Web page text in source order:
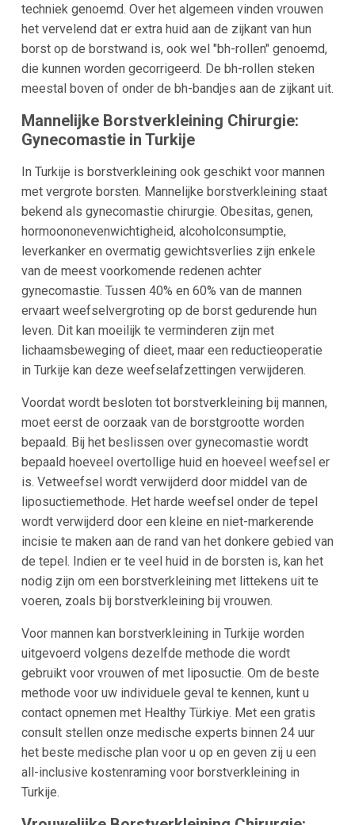
techniek genoemd. Over het algemeen vinden vrouwen
het vervelend dat er extra huid aan de zijkant van hun
borst op de borstwand is, ook wel "bh-rollen" genoemd,
die kunnen worden gecorrigeerd. De bh-rollen steken
meestal boven of onder de bh-bandjes aan de zijkant uit.
Mannelijke Borstverkleining Chirurgie:
Gynecomastie in Turkije
In Turkije is borstverkleining ook geschikt voor mannen
met vergrote borsten. Mannelijke borstverkleining staat
bekend als gynecomastie chirurgie. Obesitas, genen,
hormoononevenwichtigheid, alcoholconsumptie,
leverkanker en overmatig gewichtsverlies zijn enkele
van de meest voorkomende redenen achter
gynecomastie. Tussen 40% en 60% van de mannen
ervaart weefselvergroting op de borst gedurende hun
leven. Dit kan moeilijk te verminderen zijn met
lichaamsbeweging of dieet, maar een reductieoperatie
in Turkije kan deze weefselafzettingen verwijderen.
Voordat wordt besloten tot borstverkleining bij mannen,
moet eerst de oorzaak van de borstgrootte worden
bepaald. Bij het beslissen over gynecomastie wordt
bepaald hoeveel overtollige huid en hoeveel weefsel er
is. Vetweefsel wordt verwijderd door middel van de
liposuctiemethode. Het harde weefsel onder de tepel
wordt verwijderd door een kleine en niet-markerende
incisie te maken aan de rand van het donkere gebied van
de tepel. Indien er te veel huid in de borsten is, kan het
nodig zijn om een borstverkleining met littekens uit te
voeren, zoals bij borstverkleining bij vrouwen.
Voor mannen kan borstverkleining in Turkije worden
uitgevoerd volgens dezelfde methode die wordt
gebruikt voor vrouwen of met liposuctie. Om de beste
methode voor uw individuele geval te kennen, kunt u
contact opnemen met Healthy Türkiye. Met een gratis
consult stellen onze medische experts binnen 24 uur
het beste medische plan voor u op en geven zij u een
all-inclusive kostenraming voor borstverkleining in
Turkije.